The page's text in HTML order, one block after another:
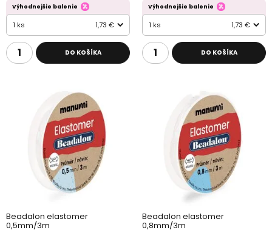
Výhodnejšie balenie
1 ks 1,73 €
DO KOŠÍKA
Výhodnejšie balenie
1 ks 1,73 €
DO KOŠÍKA
Beadalon elastomer
0,5mm/3m
Beadalon elastomer
0,8mm/3m